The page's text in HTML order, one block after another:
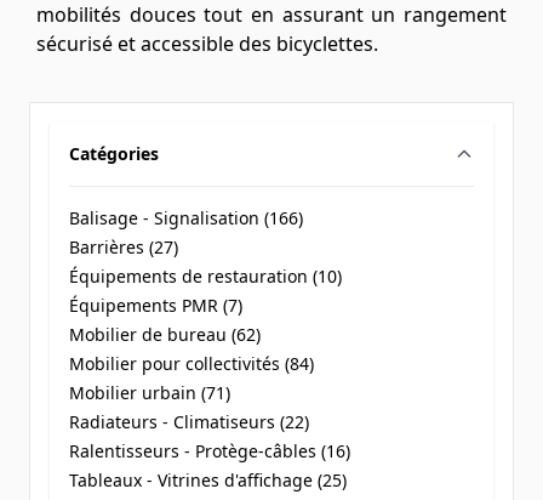
mobilités douces tout en assurant un rangement
sécurisé et accessible des bicyclettes.
Catégories
Balisage - Signalisation (166
products available
)
Barrières (27
products available
)
Équipements de restauration (10
products available
)
Équipements PMR (7
products available
)
Mobilier de bureau (62
products available
)
Mobilier pour collectivités (84
products available
)
Mobilier urbain (71
products available )
Radiateurs - Climatiseurs (22
products available
)
Ralentisseurs - Protège-câbles (16
products available
)
Tableaux - Vitrines d'affichage (25
products available
)